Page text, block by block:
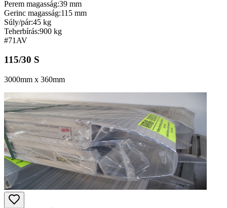
Perem magasság:39 mm
Gerinc magasság:115 mm
Súly/pár:45 kg
Teherbírás:900 kg
#71 AV
115/30 S
3000mm x 360mm